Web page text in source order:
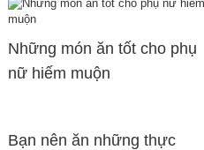
Những món ăn tốt cho phụ
nữ hiếm muộn
Bạn nên ăn những thực